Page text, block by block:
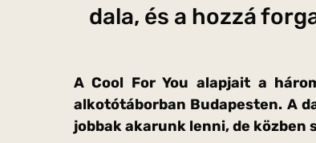
dala, és a hozzá
A Cool For You alapjait a
alkotótáborban Budapesten. A
jobbak akarunk lenni, de